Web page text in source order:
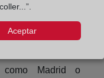
ante una
un crecimiento
Los aumentos
como Madrid o
Aceptar